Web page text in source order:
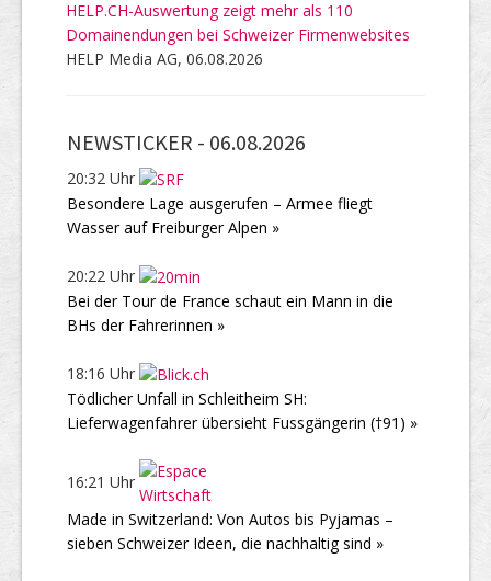
HELP.CH-Auswertung zeigt mehr als 110
Domainendungen bei Schweizer Firmenwebsites
HELP Media AG, 06.08.2026
NEWSTICKER - 06.08.2026
20:32 Uhr
Besondere Lage ausgerufen – Armee fliegt
Wasser auf Freiburger Alpen »
20:22 Uhr
Bei der Tour de France schaut ein Mann in die
BHs der Fahrerinnen »
18:16 Uhr
Tödlicher Unfall in Schleitheim SH:
Lieferwagenfahrer übersieht Fussgängerin (†91) »
16:21 Uhr
Made in Switzerland: Von Autos bis Pyjamas –
sieben Schweizer Ideen, die nachhaltig sind »